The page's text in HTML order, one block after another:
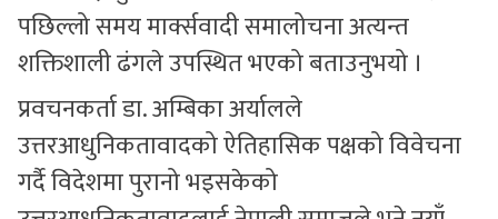
पछिल्लो समय मार्क्सवादी समालोचना अत्यन्त
शक्तिशाली ढंगले उपस्थित भएको बताउनुभयो ।
प्रवचनकर्ता डा. अम्बिका अर्यालले
उत्तरआधुनिकतावादको ऐतिहासिक पक्षको विवेचना
गर्दै विदेशमा पुरानो भइसकेको